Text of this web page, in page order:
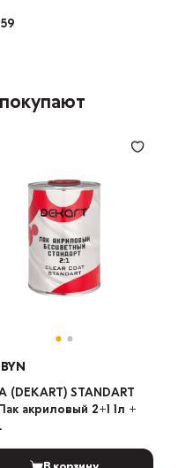
(DEKART) STANDART
акриловый 2+1 1л +